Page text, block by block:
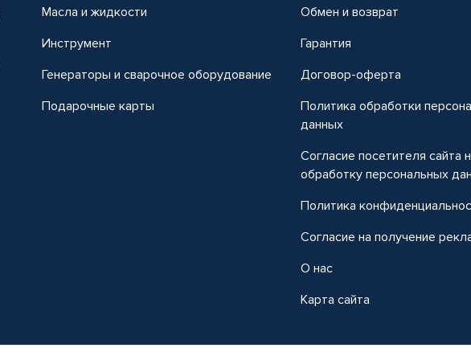
Масла и жидкости
Инструмент
Генераторы и сварочное оборудование
Подарочные карты
Обмен и возврат
Гарантия
Договор-оферта
Политика обработки
данных
Согласие посетителя сайта
обработку персональных
Политика
Согласие на получение
О нас
Карта сайта